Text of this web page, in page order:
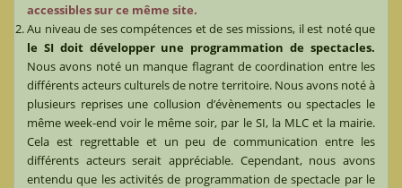
accessibles sur ce même site.
Au niveau de ses compétences et de ses missions, il est noté que
le SI doit développer une programmation de spectacles.
Nous avons noté un manque flagrant de coordination entre les
différents acteurs culturels de notre territoire. Nous avons noté à
plusieurs reprises une collusion d’évènements ou spectacles le
même week-end voir le même soir, par le SI, la MLC et la mairie.
Cela est regrettable et un peu de communication entre les
différents acteurs serait appréciable. Cependant, nous avons
entendu que les activités de programmation de spectacle par le